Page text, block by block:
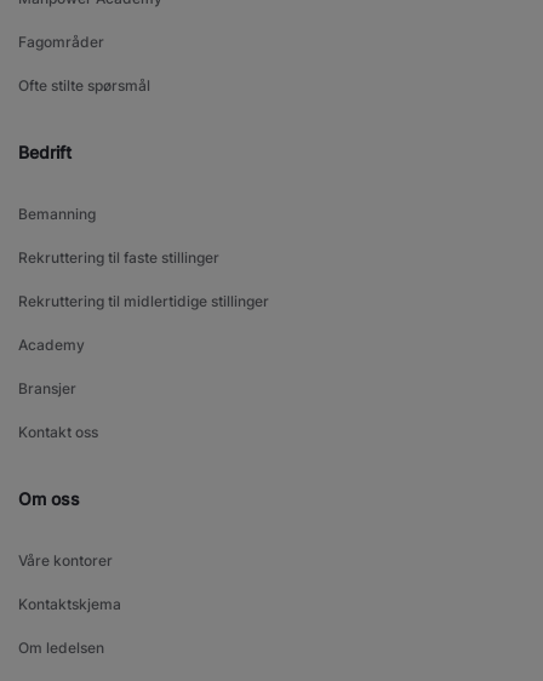
Fagområder
Ofte stilte spørsmål
Bedrift
Bemanning
Rekruttering til faste stillinger
Rekruttering til midlertidige stillinger
Academy
Bransjer
Kontakt oss
Om oss
Våre kontorer
Kontaktskjema
Om ledelsen